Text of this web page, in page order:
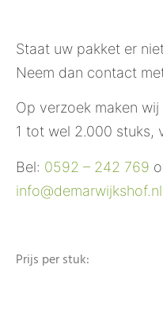
Staat uw pakket er
Neem dan contact
Op verzoek maken
1 tot wel 2.000 stuks,
Bel: 0592 – 242 769
info@demarwijkshof.nl
Prijs per stuk: